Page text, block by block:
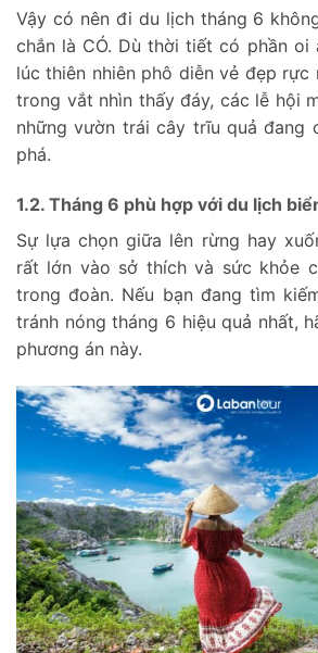
Vậy có nên đi du lịch tháng 6
chắn là CÓ. Dù thời tiết có phần oi
lúc thiên nhiên phô diễn vẻ đẹp rực
trong vắt nhìn thấy đáy, các lễ hội
những vườn trái cây trĩu quả đang
phá.
1.2. Tháng 6 phù hợp với du lịch
Sự lựa chọn giữa lên rừng hay
rất lớn vào sở thích và sức khỏe
trong đoàn. Nếu bạn đang tìm
tránh nóng tháng 6 hiệu quả nhất,
phương án này.